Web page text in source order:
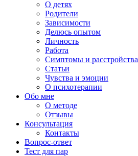
О детях
Родители
Зависимости
Делюсь опытом
Личность
Работа
Симптомы и расстройства
Статьи
Чувства и эмоции
О психотерапии
Обо мне
О методе
Отзывы
Консультация
Контакты
Вопрос-ответ
Тест для пар